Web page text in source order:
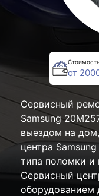
от
Сервисный
Samsung
выездом на
центра
типа поломки и
Сервисный
оборудованием